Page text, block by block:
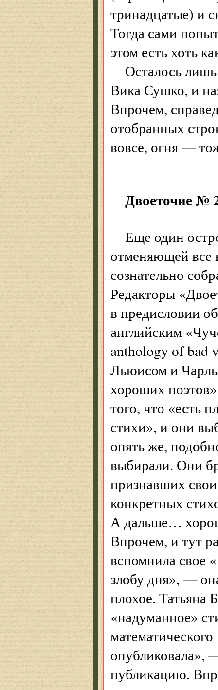
тринадцатые) и
Тогда сами
этом есть хоть
Осталось лишь
Вика Сушко, и
Впрочем,
отобранных
вовсе, огня —
Двоеточие №
Еще один
отменяющей все
сознательно
Редакторы
в предисловии
английским
anthology of bad
Льюисом и
хороших
того, что «есть
стихи», и они
опять же,
выбирали. Они
признавших
конкретных
А дальше…
Впрочем, и тут
вспомнила свое
злобу дня», —
плохое. Татьяна
«надуманное»
опубликовала»,
публикацию.